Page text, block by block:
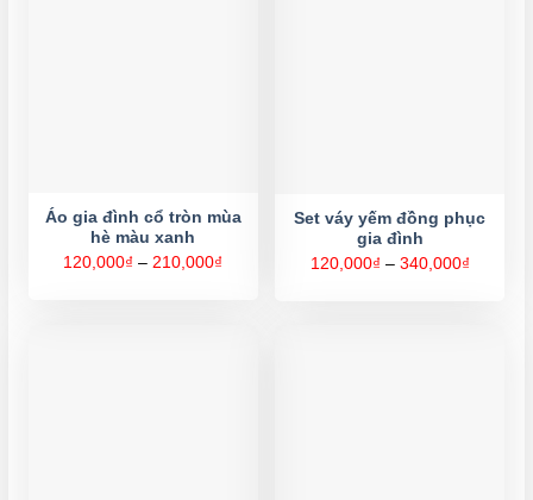
Áo gia đình cổ tròn mùa
hè màu xanh
120,000₫ – 210,000₫
Set váy yếm đồng phục
gia đình
120,000₫ – 340,000₫Khoảng